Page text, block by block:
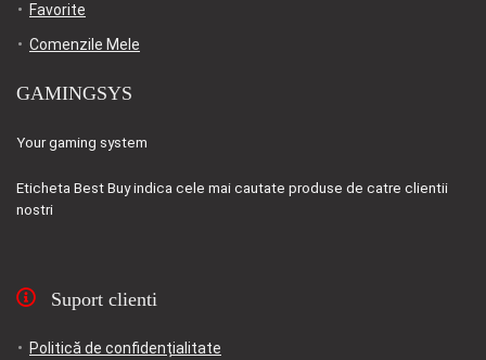
Favorite
Comenzile Mele
GAMINGSYS
Your gaming system
Eticheta Best Buyindica cele mai cautate produse de catre clientii
nostri
Suport clienti
Politică de confidențialitate